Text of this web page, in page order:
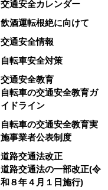
交通安全カレンダー
飲酒運転根絶に向けて
交通安全情報
自転車安全対策
交通安全教育
自転車の交通安全教育ガ
イドライン
自転車の交通安全教育実
施事業者公表制度
道路交通法改正
道路交通法の一部改正(令
和８年４月１日施行)